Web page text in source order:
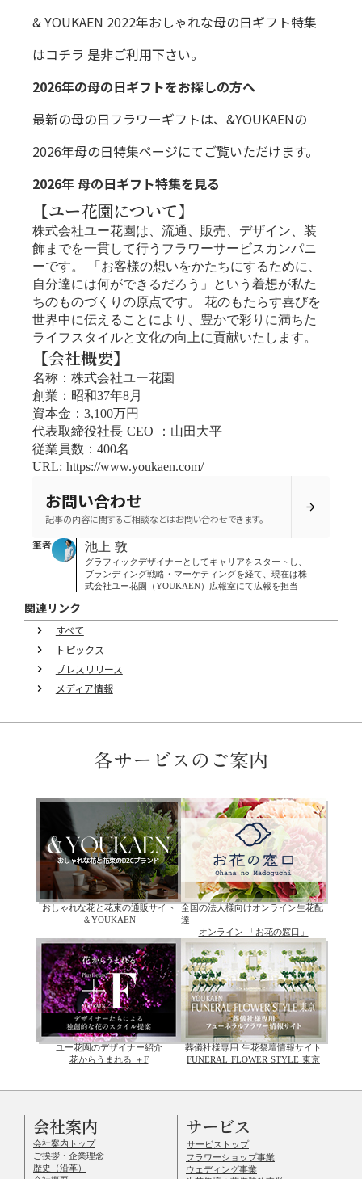
& YOUKAEN 2022年おしゃれな母の日ギフト特集
はコチラ 是非ご利用下さい。
2026年の母の日ギフトをお探しの方へ
最新の母の日フラワーギフトは、&YOUKAENの
2026年母の日特集ページにてご覧いただけます。
2026年 母の日ギフト特集を見る
【ユー花園について】
株式会社ユー花園は、流通、販売、デザイン、装
飾までを一貫して行うフラワーサービスカンパニ
ーです。 「お客様の想いをかたちにするために、
自分達には何ができるだろう」という着想が私た
ちのものづくりの原点です。 花のもたらす喜びを
世界中に伝えることにより、豊かで彩りに満ちた
ライフスタイルと文化の向上に貢献いたします。
【会社概要】
名称：株式会社ユー花園
創業：昭和37年8月
資本金：3,100万円
代表取締役社長 CEO ：山田大平
従業員数：400名
URL: https://www.youkaen.com/
お問い合わせ
記事の内容に関するご相談などはお問い合わせできます。
arrow_forward
筆者 池上 敦
グラフィックデザイナーとしてキャリアをスタートし、
ブランディング戦略・マーケティングを経て、現在は株
式会社ユー花園（YOUKAEN）広報室にて広報を担当
関連リンク
keyboard_arrow_right すべて
keyboard_arrow_right トピックス
keyboard_arrow_right プレスリリース
keyboard_arrow_right メディア情報
各サービスのご案内
おしゃれな花と花束の通販サイト
＆YOUKAEN
全国の法人様向けオンライン生花配
達
オンライン 「お花の窓口」
ユー花園のデザイナー紹介
花からうまれる ＋F
葬儀社様専用 生花祭壇情報サイト
FUNERAL FLOWER STYLE 東京
会社案内
会社案内トップ
ご挨拶・企業理念
歴史（沿革）
サービス
サービストップ
フラワーショップ事業
ウェディング事業